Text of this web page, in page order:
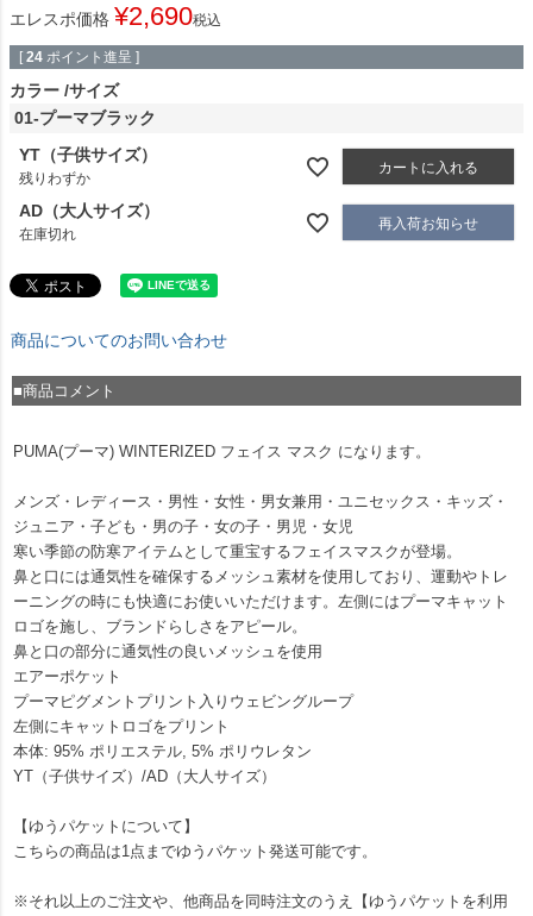
エレスポ価格 ¥2,690税込
[ 24 ポイント進呈 ]
カラー サイズ
01-プーマブラック
YT（子供サイズ）
残りわずか
カートに入れる
AD（大人サイズ）
在庫切れ
再入荷お知らせ
商品についてのお問い合わせ
■商品コメント
PUMA(プーマ) WINTERIZED フェイス マスク になります。
メンズ・レディース・男性・女性・男女兼用・ユニセックス・キッズ・
ジュニア・子ども・男の子・女の子・男児・女児
寒い季節の防寒アイテムとして重宝するフェイスマスクが登場。
鼻と口には通気性を確保するメッシュ素材を使用しており、運動やトレ
ーニングの時にも快適にお使いいただけます。左側にはプーマキャット
ロゴを施し、ブランドらしさをアピール。
鼻と口の部分に通気性の良いメッシュを使用
エアーポケット
プーマピグメントプリント入りウェビングループ
左側にキャットロゴをプリント
本体: 95% ポリエステル, 5% ポリウレタン
YT（子供サイズ）/AD（大人サイズ）
【ゆうパケットについて】
こちらの商品は1点までゆうパケット発送可能です。
※それ以上のご注文や、他商品を同時注文のうえ【ゆうパケットを利用